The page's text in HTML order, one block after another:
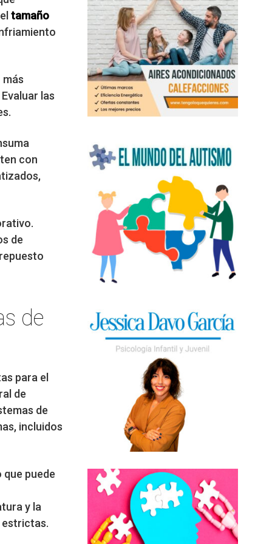
tamaño
las
con
de
de
para el
de
de
incluidos
puede
y la
estrictas.